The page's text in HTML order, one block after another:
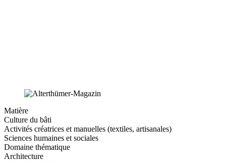
Matière
Culture du bâti
Activités créatrices et manuelles (textiles, artisanales)
Sciences humaines et sociales
Domaine thématique
Architecture